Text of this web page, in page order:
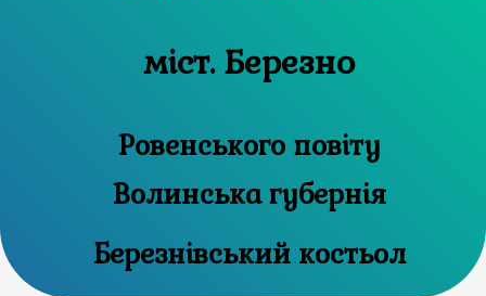
міст. Березно
Ровенського повіту
Волинська губернія
Березнівський костьол